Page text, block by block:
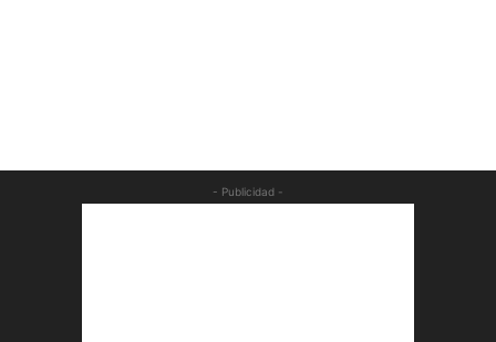
- Publicidad -